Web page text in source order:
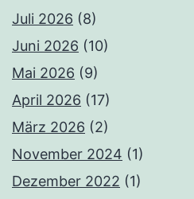
Juli 2026 (8)
Juni 2026 (10)
Mai 2026 (9)
April 2026 (17)
März 2026 (2)
November 2024 (1)
Dezember 2022 (1)